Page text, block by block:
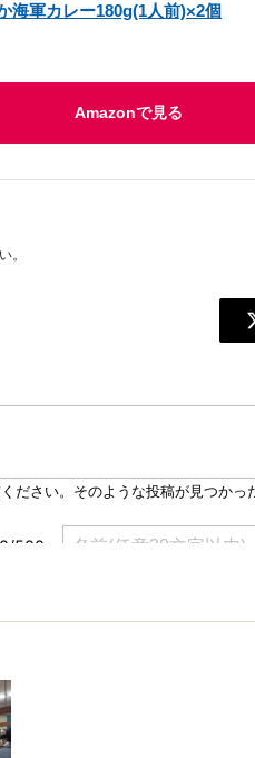
海軍カレー180g(1人前)×2個
Amazonで見る
。